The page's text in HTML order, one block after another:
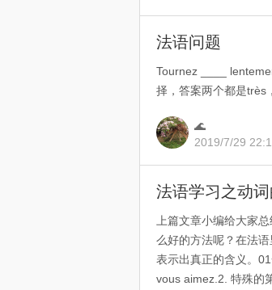
法语问题
Tournez ____
择，答案两个都是très
🌊
2019/7/29
法语学习之动
上篇文章小编给大家
么好的方法呢？在法
表示出真正的含义。
vous aimez.2. 特殊的